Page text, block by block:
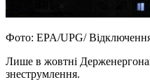
Фото: EPA/UPG/ Відключення
Лише в жовтні
знеструмлення.